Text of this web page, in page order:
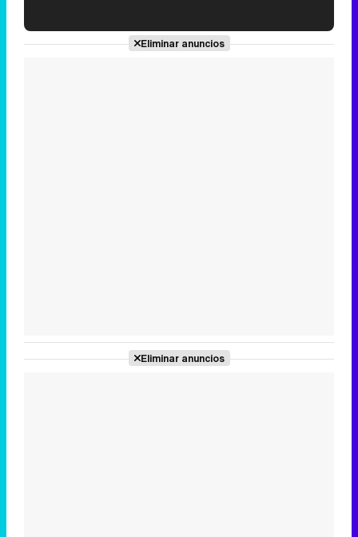
'120 Minutos' celebra sus 2.000 programas en Telemadrid con un vídeo del día a día en la redacción
Eliminar anuncios
Eliminar anuncios